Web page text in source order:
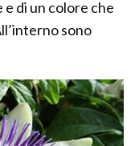
di un colore che
sono